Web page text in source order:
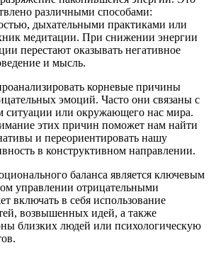
различными способами:
дыхательными практиками или
медитации. При снижении энергии
перестают оказывать негативное
и мысль.
корневые причины
эмоций. Часто они связаны с
ситуации или окружающего нас мира.
этих причин поможет нам найти
и переориентировать нашу
в конструктивном направлении.
баланса является ключевым
управлении отрицательными
включать в себя использование
возвышенных идей, а также
близких людей или психологическую